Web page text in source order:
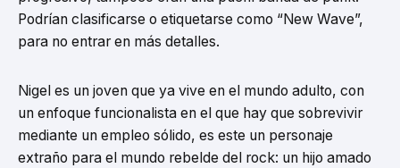
Podrían clasificarse o etiquetarse como “New Wave”,
para no entrar en más detalles.
Nigel es un joven que ya vive en el mundo adulto, con
un enfoque funcionalista en el que hay que sobrevivir
mediante un empleo sólido, es este un personaje
extraño para el mundo rebelde del rock: un hijo amado